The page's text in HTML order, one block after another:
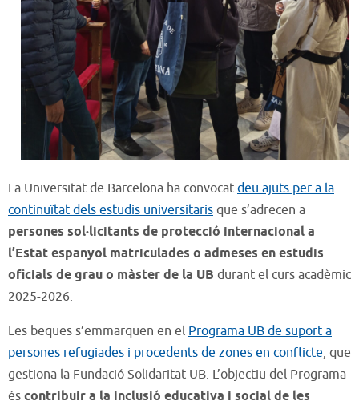
La Universitat de Barcelona ha convocat deu ajuts per a la
continuïtat dels estudis universitaris que s’adrecen a
persones sol·licitants de protecció internacional a
l’Estat espanyol matriculades o admeses en estudis
oficials de grau o màster de la UB durant el curs acadèmic
2025-2026.
Les beques s’emmarquen en el Programa UB de suport a
persones refugiades i procedents de zones en conflicte, que
gestiona la Fundació Solidaritat UB. L’objectiu del Programa
és contribuir a la inclusió educativa i social de les